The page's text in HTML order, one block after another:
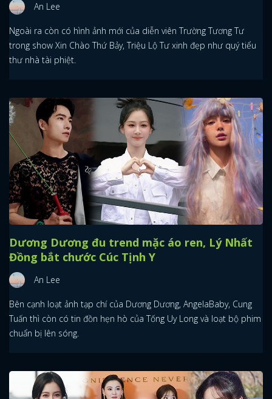
An Lee
Ngoài ra còn có hình ảnh mới của diễn viên Trường Tương Tư
trong show Xin Chào Thứ Bảy, Triệu Lộ Tư xinh đẹp như quý tiểu
thư nhà tài phiệt.
Dương Dương đu trend mặc áo ren, Lý Nhất
Đồng bắt chước Cúc Tịnh Y
An Lee
Bên cạnh loạt ảnh tạp chí của Dương Dương, AngelaBaby, Cung
Tuấn thì còn có tin đồn hẹn hò của Tống Uy Long và loạt bộ phim
chuẩn bị lên sóng.